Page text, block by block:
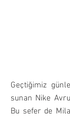
Geçtiğimiz
sunan Nike
Bu sefer de